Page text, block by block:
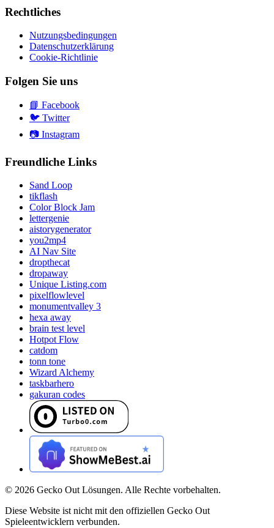
Rechtliches
Nutzungsbedingungen
Datenschutzerklärung
Cookie-Richtlinie
Folgen Sie uns
📘 Facebook
🐦 Twitter
📷 Instagram
Freundliche Links
Sand Loop
tikflash
Color Block Jam
lettergenie
aistorygenerator
you2mp4
AI Nav Site
dropthecat
dropaway
Unique Listing.com
pixelflowlevel
monumentvalley 3
hexa away
brain test level
Hotpot Flow
catdom
tonn tone
Wizard Alchemy
taskbarhero
gakuran codes
© 2026 Gecko Out Lösungen. Alle Rechte vorbehalten.
Diese Website ist nicht mit den offiziellen Gecko Out
Spieleentwicklern verbunden.